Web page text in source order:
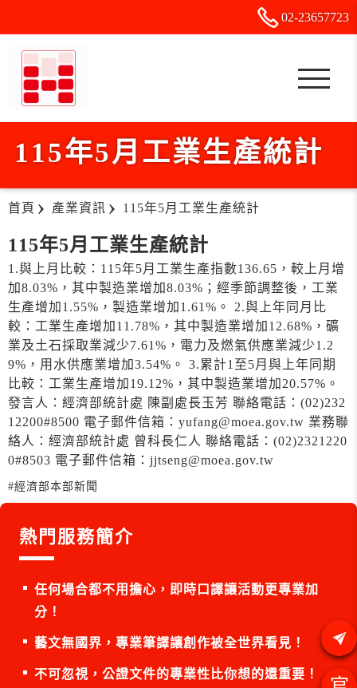
02-23657723
115年5月工業生產統計
首頁 產業資訊 115年5月工業生產統計
115年5月工業生產統計
1.與上月比較：115年5月工業生產指數136.65，較上月增
加8.03%，其中製造業增加8.03%；經季節調整後，工業
生產增加1.55%，製造業增加1.61%。 2.與上年同月比
較：工業生產增加11.78%，其中製造業增加12.68%，礦
業及土石採取業減少7.61%，電力及燃氣供應業減少1.2
9%，用水供應業增加3.54%。 3.累計1至5月與上年同期
比較：工業生產增加19.12%，其中製造業增加20.57%。
發言人：經濟部統計處 陳副處長玉芳 聯絡電話：(02)232
12200#8500 電子郵件信箱：yufang@moea.gov.tw 業務聯
絡人：經濟部統計處 曾科長仁人 聯絡電話：(02)2321220
0#8503 電子郵件信箱：jjtseng@moea.gov.tw
#經濟部本部新聞
熱門服務簡介
任何場合都不用擔心，即時口譯讓活動更專業加
分！
藝文無國界，專業筆譯讓創作被全世界看見！
不可忽視，公證文件的專業性比你想的還重要！